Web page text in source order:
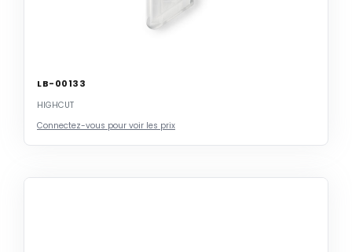
LB-00133
HIGHCUT
Connectez-vous pour voir les prix